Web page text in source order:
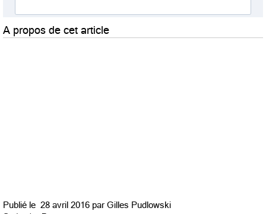
A propos de cet article
Publié le 28 avril 2016 par Gilles Pudlowski